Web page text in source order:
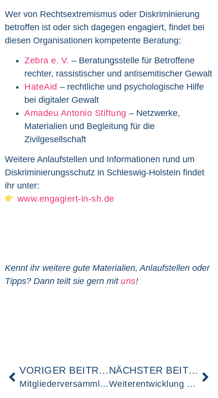
Wer von Rechtsextremismus oder Diskriminierung
betroffen ist oder sich dagegen engagiert, findet bei
diesen Organisationen kompetente Beratung:
Zebra e. V. – Beratungsstelle für Betroffene
rechter, rassistischer und antisemitischer Gewalt
HateAid – rechtliche und psychologische Hilfe
bei digitaler Gewalt
Amadeu Antonio Stiftung – Netzwerke,
Materialien und Begleitung für die
Zivilgesellschaft
Weitere Anlaufstellen und Informationen rund um
Diskriminierungsschutz in Schleswig-Holstein findet
ihr unter:
www.engagiert-in-sh.de
Kennt ihr weitere gute Materialien, Anlaufstellen oder
Tipps? Dann teilt sie gern mit uns!
VORIGER BEITRAG
Mitgliederversammlung 2025
NÄCHSTER BEITRAG
Weiterentwicklung der Engagementstrategie ab 2026